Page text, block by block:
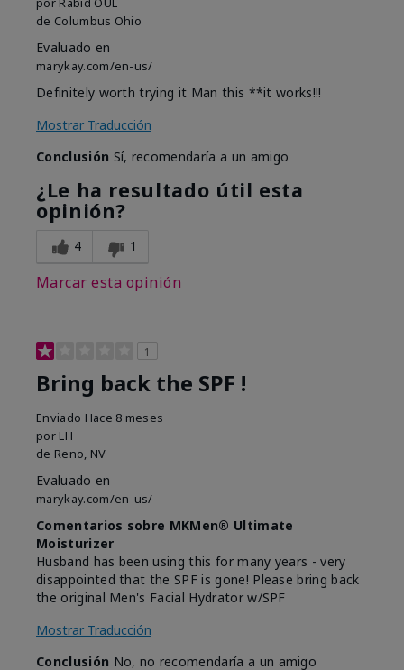
de Columbus Ohio
Evaluado en
marykay.com/en-us/
Definitely worth trying it Man this **it works!!!
Mostrar Traducción
Conclusión Sí, recomendaría a un amigo
¿Le ha resultado útil esta
opinión?
4 1
Marcar esta opinión
1
Bring back the SPF !
Enviado Hace 8 meses
por LH
de Reno, NV
Evaluado en
marykay.com/en-us/
Comentarios sobre MKMen® Ultimate
Moisturizer
Husband has been using this for many years - very
disappointed that the SPF is gone! Please bring back
the original Men's Facial Hydrator w/SPF
Mostrar Traducción
Conclusión No, no recomendaría a un amigo